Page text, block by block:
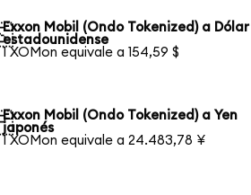
Exxon Mobil (Ondo Tokenized) a Dólar
estadounidense
1 XOMon equivale a 154,59 $
Exxon Mobil (Ondo Tokenized) a Yen
japonés
1 XOMon equivale a 24.483,78 ¥